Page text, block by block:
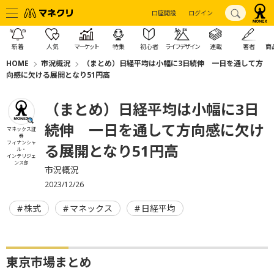
口座開設 ログイン
新着 人気 マーケット 特集 初心者 ライフデザイン 連載 著者 商
HOME 市況概況
（まとめ）日経平均は小幅に3日続伸 一日を通して方
向感に欠ける展開となり51円高
マネックス証
券
フィナンシャ
ル・
インテリジェ
ンス部
（まとめ）日経平均は小幅に3日
続伸 一日を通して方向感に欠け
る展開となり51円高
市況概況
2023/12/26
株式 マネックス 日経平均
東京市場まとめ